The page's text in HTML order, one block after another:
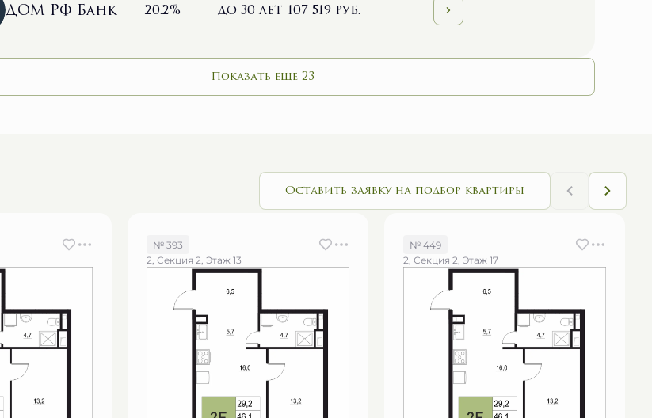
ДОМ РФ Банк 20.2% до 30 лет 107 519 руб.
Показать еще 23
Оставить заявку на подбор квартиры
№ 393
2, Секция 2, Этаж 13
№ 449
2, Секция 2, Этаж 17